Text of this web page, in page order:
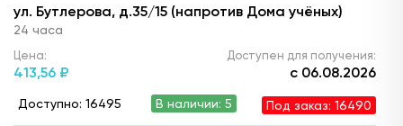
ул. Бутлерова, д.35/15 (напротив Дома учёных)
24 часа
Цена:
413,56 ₽
Доступен для получения:
с 06.08.2026
Доступно: 16495 В наличии: 5 Под заказ: 16490